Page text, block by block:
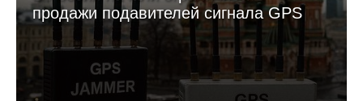
продажи подавителей сигнала GPS